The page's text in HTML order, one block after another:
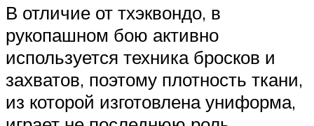
В отличие от тхэквондо, в
рукопашном бою активно
используется техника бросков и
захватов, поэтому плотность ткани,
из которой изготовлена униформа,